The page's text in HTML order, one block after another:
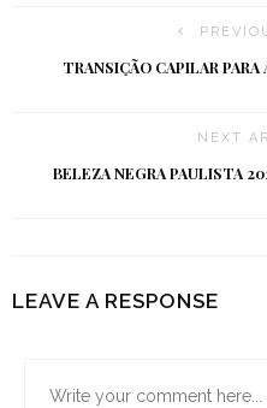
TRANSIÇÃO CAPILAR
NEXT
BELEZA NEGRA PAULISTA
LEAVE A RESPONSE